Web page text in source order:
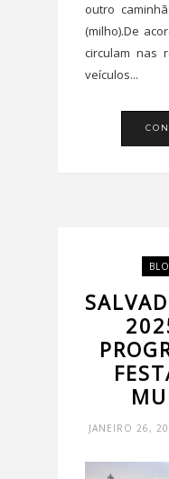
outro
(milho).De
circulam nas
veículos...
JANEIRO 26,